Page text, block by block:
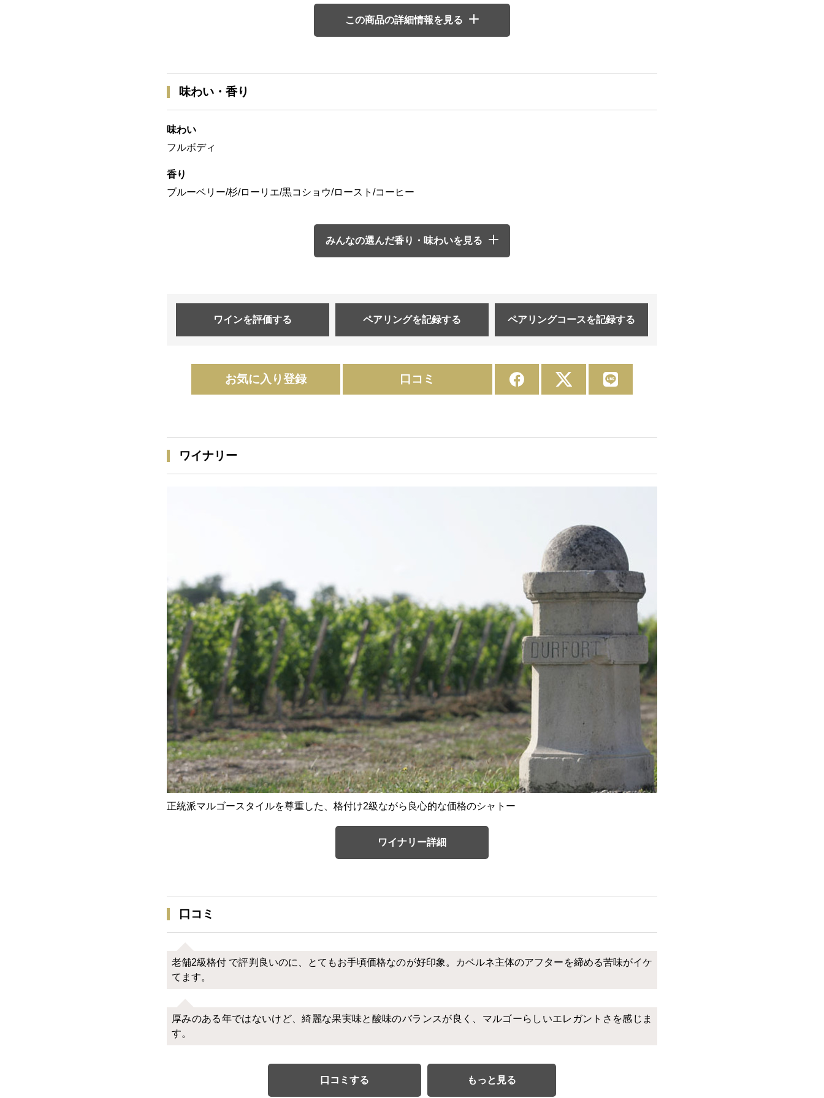
この商品の詳細情報を見る
味わい・香り
味わい
フルボディ
香り
ブルーベリー/杉/ローリエ/黒コショウ/ロースト/コーヒー
みんなの選んだ香り・味わいを見る
ワインを評価する ペアリングを記録する ペアリングコースを記録する
お気に入り登録 口コミ
ワイナリー
正統派マルゴースタイルを尊重した、格付け2級ながら良心的な価格のシャトー
ワイナリー詳細
口コミ
老舗2級格付 で評判良いのに、とてもお手頃価格なのが好印象。カベルネ主体のアフターを締める苦味がイケ
てます。
厚みのある年ではないけど、綺麗な果実味と酸味のバランスが良く、マルゴーらしいエレガントさを感じま
す。
口コミする もっと見る